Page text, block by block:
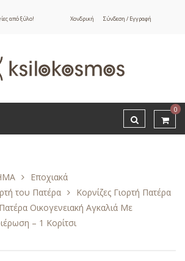
από ξύλο! Χονδρική Σύνδεση / Εγγραφή
0
Εποχιακά
του Πατέρα
Κορνίζες Γιορτή Πατέρα
Οικογενειακή Αγκαλιά Με
– 1 Κορίτσι